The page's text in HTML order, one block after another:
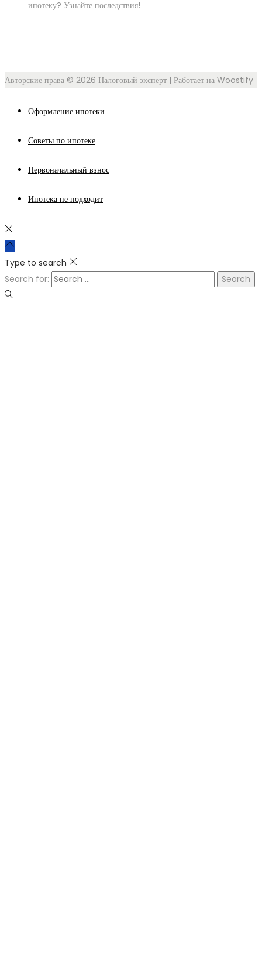
ипотеку? Узнайте последствия!
Авторские права © 2026 Налоговый эксперт | Работает на Woostify
Оформление ипотеки
Советы по ипотеке
Первоначальный взнос
Ипотека не подходит
Type to search
Search for: